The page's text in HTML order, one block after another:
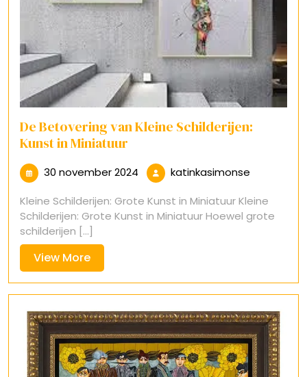
De Betovering van Kleine Schilderijen:
Kunst in Miniatuur
30 november 2024 30
november
2024
katinkasimonse
Kleine Schilderijen: Grote Kunst in Miniatuur Kleine
Schilderijen: Grote Kunst in Miniatuur Hoewel grote
schilderijen [...]
View MoreView
More